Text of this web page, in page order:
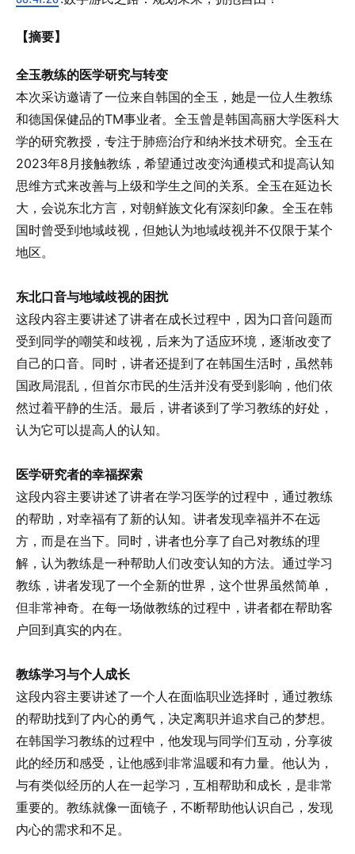
【摘要】
全玉教练的医学研究与转变
本次采访邀请了一位来自韩国的全玉，她是一位人生教练
和德国保健品的TM事业者。全玉曾是韩国高丽大学医科大
学的研究教授，专注于肺癌治疗和纳米技术研究。全玉在
2023年8月接触教练，希望通过改变沟通模式和提高认知
思维方式来改善与上级和学生之间的关系。全玉在延边长
大，会说东北方言，对朝鲜族文化有深刻印象。全玉在韩
国时曾受到地域歧视，但她认为地域歧视并不仅限于某个
地区。
东北口音与地域歧视的困扰
这段内容主要讲述了讲者在成长过程中，因为口音问题而
受到同学的嘲笑和歧视，后来为了适应环境，逐渐改变了
自己的口音。同时，讲者还提到了在韩国生活时，虽然韩
国政局混乱，但首尔市民的生活并没有受到影响，他们依
然过着平静的生活。最后，讲者谈到了学习教练的好处，
认为它可以提高人的认知。
医学研究者的幸福探索
这段内容主要讲述了讲者在学习医学的过程中，通过教练
的帮助，对幸福有了新的认知。讲者发现幸福并不在远
方，而是在当下。同时，讲者也分享了自己对教练的理
解，认为教练是一种帮助人们改变认知的方法。通过学习
教练，讲者发现了一个全新的世界，这个世界虽然简单，
但非常神奇。在每一场做教练的过程中，讲者都在帮助客
户回到真实的内在。
教练学习与个人成长
这段内容主要讲述了一个人在面临职业选择时，通过教练
的帮助找到了内心的勇气，决定离职并追求自己的梦想。
在韩国学习教练的过程中，他发现与同学们互动，分享彼
此的经历和感受，让他感到非常温暖和有力量。他认为，
与有类似经历的人在一起学习，互相帮助和成长，是非常
重要的。教练就像一面镜子，不断帮助他认识自己，发现
内心的需求和不足。